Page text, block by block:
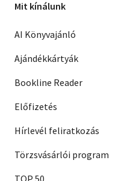
Mit kínálunk
AI Könyvajánló
Ajándékkártyák
Bookline Reader
Előfizetés
Hírlevél feliratkozás
Törzsvásárlói program
TOP 50